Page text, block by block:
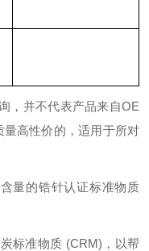
，并不代表产品来自OE
高性价的，适用于所对
量的锆针认证标准物质
标准物质 (CRM) ，以帮